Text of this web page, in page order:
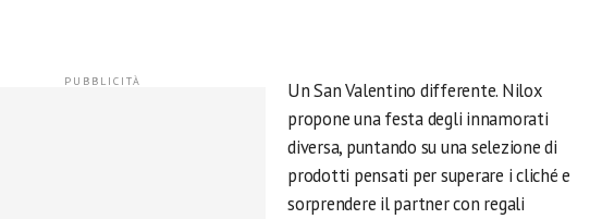
Un San Valentino differente. Nilox
propone una festa degli innamorati
diversa, puntando su una selezione di
prodotti pensati per superare i cliché e
sorprendere il partner con regali